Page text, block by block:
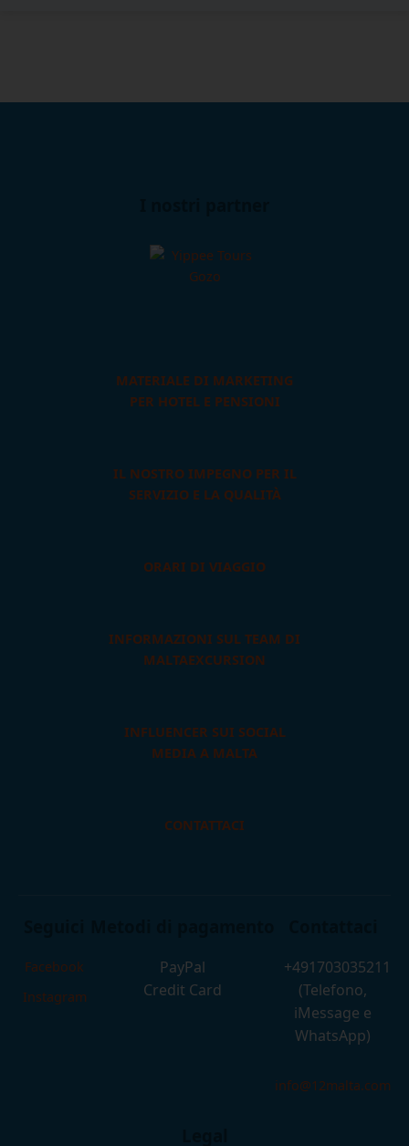
MATERIALE DI MARKETING
PER HOTEL E PENSIONI
IL NOSTRO IMPEGNO PER IL
SERVIZIO E LA QUALITÀ
ORARI DI VIAGGIO
INFORMAZIONI SUL TEAM DI
MALTAEXCURSION
INFLUENCER SUI SOCIAL
MEDIA A MALTA
CONTATTACI
Facebook
Instagram
PayPal
Credit Card
+491703035211
(Telefono,
iMessage e
WhatsApp)
info@12malta.com